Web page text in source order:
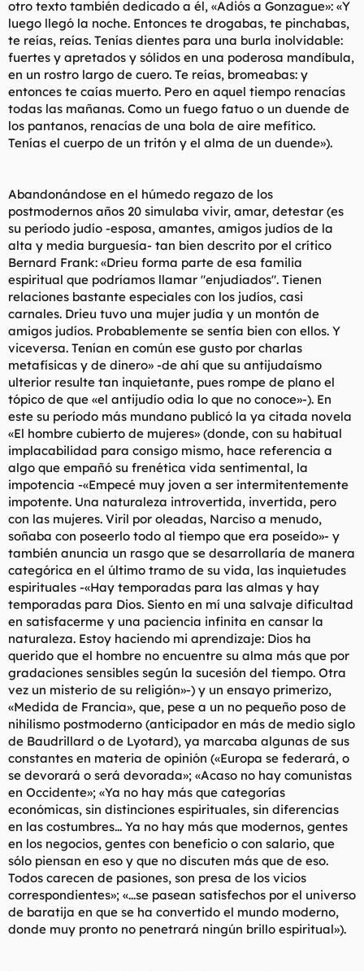
otro texto también dedicado a él, «Adiós a Gonzague»: «Y
luego llegó la noche. Entonces te drogabas, te pinchabas,
te reías, reías. Tenías dientes para una burla inolvidable:
fuertes y apretados y sólidos en una poderosa mandíbula,
en un rostro largo de cuero. Te reías, bromeabas: y
entonces te caías muerto. Pero en aquel tiempo renacías
todas las mañanas. Como un fuego fatuo o un duende de
los pantanos, renacías de una bola de aire mefítico.
Tenías el cuerpo de un tritón y el alma de un duende»).
Abandonándose en el húmedo regazo de los
postmodernos años 20 simulaba vivir, amar, detestar (es
su período judío -esposa, amantes, amigos judíos de la
alta y media burguesía- tan bien descrito por el crítico
Bernard Frank: «Drieu forma parte de esa familia
espiritual que podríamos llamar "enjudiados". Tienen
relaciones bastante especiales con los judíos, casi
carnales. Drieu tuvo una mujer judía y un montón de
amigos judíos. Probablemente se sentía bien con ellos. Y
viceversa. Tenían en común ese gusto por charlas
metafísicas y de dinero» -de ahí que su antijudaísmo
ulterior resulte tan inquietante, pues rompe de plano el
tópico de que «el antijudío odia lo que no conoce»-). En
este su período más mundano publicó la ya citada novela
«El hombre cubierto de mujeres» (donde, con su habitual
implacabilidad para consigo mismo, hace referencia a
algo que empañó su frenética vida sentimental, la
impotencia -«Empecé muy joven a ser intermitentemente
impotente. Una naturaleza introvertida, invertida, pero
con las mujeres. Viril por oleadas, Narciso a menudo,
soñaba con poseerlo todo al tiempo que era poseído»- y
también anuncia un rasgo que se desarrollaría de manera
categórica en el último tramo de su vida, las inquietudes
espirituales -«Hay temporadas para las almas y hay
temporadas para Dios. Siento en mí una salvaje dificultad
en satisfacerme y una paciencia infinita en cansar la
naturaleza. Estoy haciendo mi aprendizaje: Dios ha
querido que el hombre no encuentre su alma más que por
gradaciones sensibles según la sucesión del tiempo. Otra
vez un misterio de su religión»-) y un ensayo primerizo,
«Medida de Francia», que, pese a un no pequeño poso de
nihilismo postmoderno (anticipador en más de medio siglo
de Baudrillard o de Lyotard), ya marcaba algunas de sus
constantes en materia de opinión («Europa se federará, o
se devorará o será devorada»; «Acaso no hay comunistas
en Occidente»; «Ya no hay más que categorías
económicas, sin distinciones espirituales, sin diferencias
en las costumbres... Ya no hay más que modernos, gentes
en los negocios, gentes con beneficio o con salario, que
sólo piensan en eso y que no discuten más que de eso.
Todos carecen de pasiones, son presa de los vicios
correspondientes»; «...se pasean satisfechos por el universo
de baratija en que se ha convertido el mundo moderno,
donde muy pronto no penetrará ningún brillo espiritual»).